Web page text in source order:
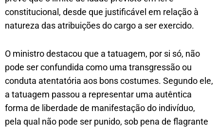
constitucional, desde que justificável em relação à
natureza das atribuições do cargo a ser exercido.
O ministro destacou que a tatuagem, por si só, não
pode ser confundida como uma transgressão ou
conduta atentatória aos bons costumes. Segundo ele,
a tatuagem passou a representar uma autêntica
forma de liberdade de manifestação do indivíduo,
pela qual não pode ser punido, sob pena de flagrante